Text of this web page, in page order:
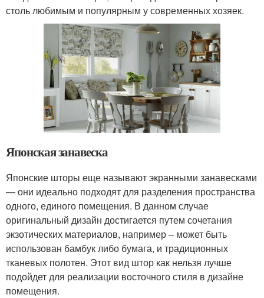
столь любимым и популярным у современных хозяек.
Японская занавеска
Японские шторы еще называют экранными занавесками
— они идеально подходят для разделения пространства
одного, единого помещения. В данном случае
оригинальный дизайн достигается путем сочетания
экзотических материалов, например – может быть
использован бамбук либо бумага, и традиционных
тканевых полотен. Этот вид штор как нельзя лучше
подойдет для реализации восточного стиля в дизайне
помещения.